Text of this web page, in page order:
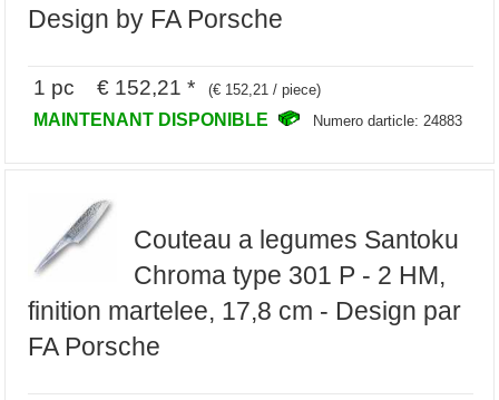
Design by FA Porsche
1 pc € 152,21 * (€ 152,21 / piece)
MAINTENANT DISPONIBLE Numero darticle: 24883
Couteau a legumes Santoku
Chroma type 301 P - 2 HM,
finition martelee, 17,8 cm - Design par
FA Porsche